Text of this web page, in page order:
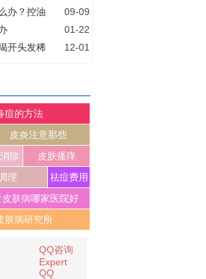
办？控油
09-09
01-22
开头发稀 12-01
痘的方法
皮炎注意那些
除
皮肤瘙痒
理
祛痘费用
肤病哪家医院好
肤病研究所
QQ咨询
Expert
QQ